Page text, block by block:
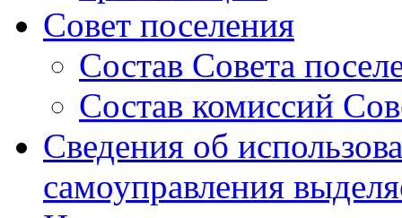
Совет поселения
Состав Совета
Состав комиссий
Сведения об
самоуправления